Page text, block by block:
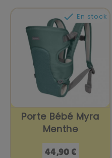
 En stock
Porte Bébé Myra
Menthe
Prix
44,90 €